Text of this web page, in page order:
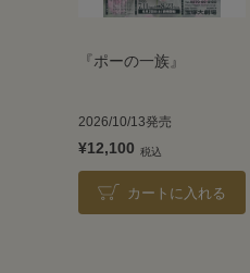
『ポーの一族』
2026/10/13発売
¥12,100
カートに入れる